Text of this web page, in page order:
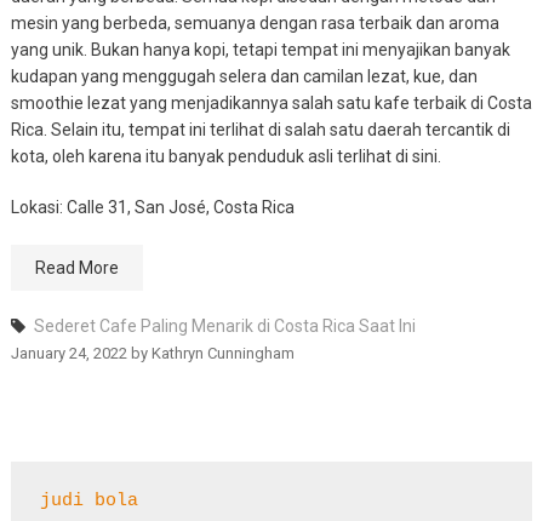
mesin yang berbeda, semuanya dengan rasa terbaik dan aroma
yang unik. Bukan hanya kopi, tetapi tempat ini menyajikan banyak
kudapan yang menggugah selera dan camilan lezat, kue, dan
smoothie lezat yang menjadikannya salah satu kafe terbaik di Costa
Rica. Selain itu, tempat ini terlihat di salah satu daerah tercantik di
kota, oleh karena itu banyak penduduk asli terlihat di sini.
Lokasi: Calle 31, San José, Costa Rica
Read More
Sederet Cafe Paling Menarik di Costa Rica Saat Ini
January 24, 2022by Kathryn Cunningham
judi bola